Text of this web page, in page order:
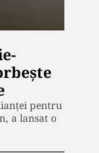
pentru
a lansat o